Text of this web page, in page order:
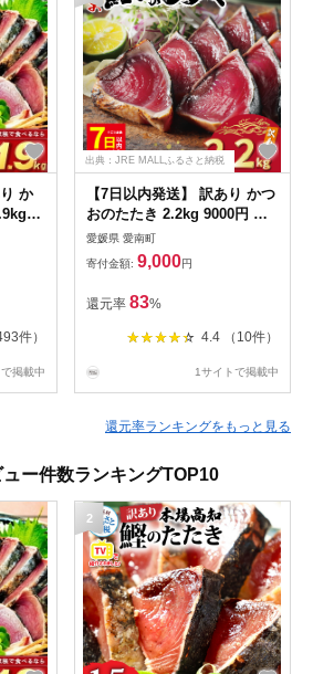
か
揃
鰹
か
さ
市
市
件）
掲載中
出典：JRE MALLふるさと納税
【7日以内発送】 訳あり かつ
おのたたき 2.2kg 9000円 サ
イズ 不揃い 規格外 傷 小分け
真空 パック 新鮮 鮮魚 天然
鰹 四国一 水揚げ タタキ 冷凍
大容量 ふるさと納税魚 ふる
さと納税人気 ふるさと納税カ
ツオたたき ふるさと納税
し身 骨なし たたき カツオ わ
けあり ハマスイ 愛南町 愛媛
愛媛県 愛南町
寄付金額: 9,000円
還元率 83%
4.4 （10件）
1サイトで掲載中
還元率ランキングをもっと見る
ー件数ランキングTOP10
2